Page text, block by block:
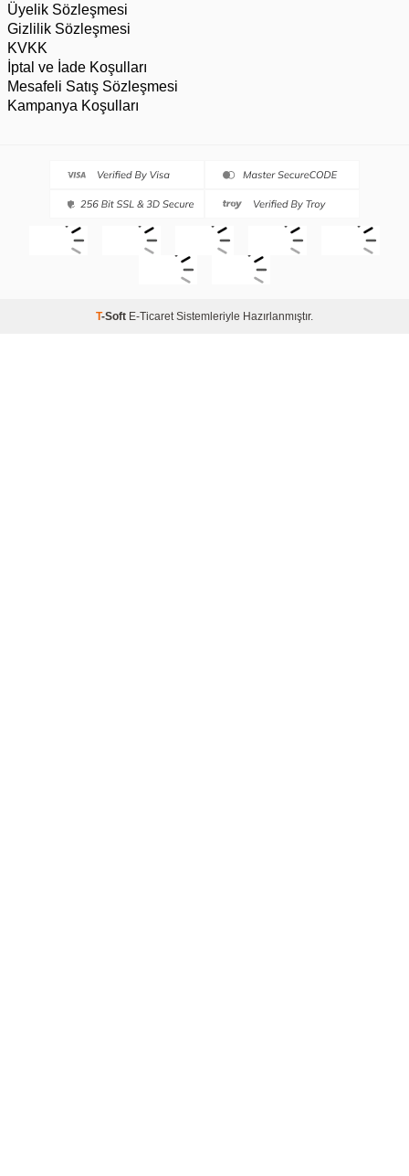
Üyelik Sözleşmesi
Gizlilik Sözleşmesi
KVKK
İptal ve İade Koşulları
Mesafeli Satış Sözleşmesi
Kampanya Koşulları
T-Soft E-Ticaret Sistemleriyle Hazırlanmıştır.